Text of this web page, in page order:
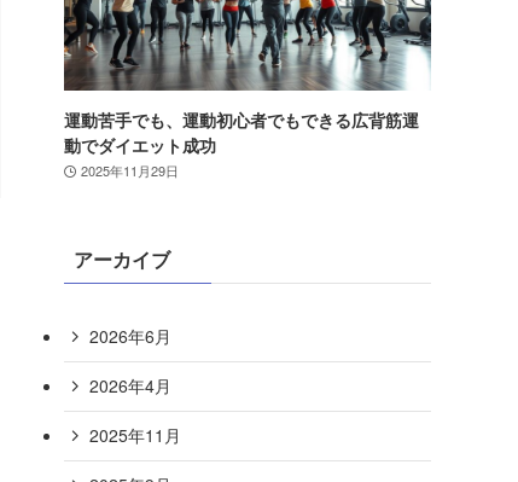
運動苦手でも、運動初心者でもできる広背筋運
動でダイエット成功
2025年11月29日
アーカイブ
2026年6月
2026年4月
2025年11月